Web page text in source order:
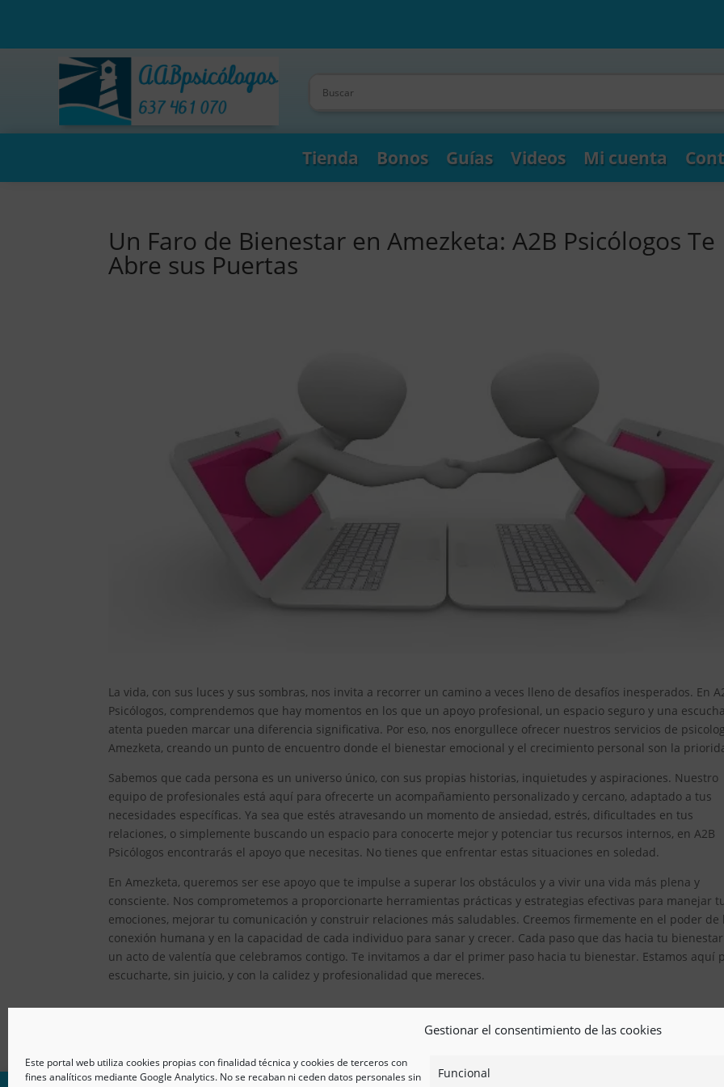
Gestionar el consentimiento de las cookies
Este portal web utiliza cookies propias con finalidad técnica y cookies de terceros con
fines analíticos mediante Google Analytics. No se recaban ni ceden datos personales sin
Funcional
Tienda Bonos Guías Videos Mi cuenta
Un Faro de Bienestar en Amezketa: A2B Psicólogos Te
Abre sus Puertas
La vida, con sus luces y sus sombras, nos invita a recorrer un camino a veces lleno de desafíos inesperados. En
Psicólogos, comprendemos que hay momentos en los que un apoyo profesional, un espacio seguro y una
atenta pueden marcar una diferencia significativa. Por eso, nos enorgullece ofrecer nuestros servicios de
Amezketa, creando un punto de encuentro donde el bienestar emocional y el crecimiento personal son la
Sabemos que cada persona es un universo único, con sus propias historias, inquietudes y aspiraciones. Nuestro
equipo de profesionales está aquí para ofrecerte un acompañamiento personalizado y cercano, adaptado a tus
necesidades específicas. Ya sea que estés atravesando un momento de ansiedad, estrés, dificultades en tus
relaciones, o simplemente buscando un espacio para conocerte mejor y potenciar tus recursos internos, en A2B
Psicólogos encontrarás el apoyo que necesitas. No tienes que enfrentar estas situaciones en soledad.
En Amezketa, queremos ser ese apoyo que te impulse a superar los obstáculos y a vivir una vida más plena y
consciente. Nos comprometemos a proporcionarte herramientas prácticas y estrategias efectivas para manejar
emociones, mejorar tu comunicación y construir relaciones más saludables. Creemos firmemente en el poder de
conexión humana y en la capacidad de cada individuo para sanar y crecer. Cada paso que das hacia tu
un acto de valentía que celebramos contigo. Te invitamos a dar el primer paso hacia tu bienestar. Estamos aquí
escucharte, sin juicio, y con la calidez y profesionalidad que mereces.